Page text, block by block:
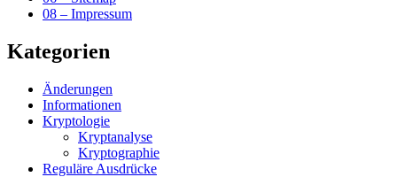
08 – Impressum
Kategorien
Änderungen
Informationen
Kryptologie
Kryptanalyse
Kryptographie
Reguläre Ausdrücke